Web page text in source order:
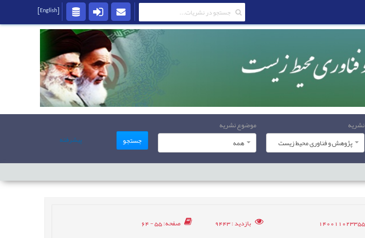
نشریه
پژوهش و فناوری محیط زیست
موضوع نشریه
همه
جستجو پیشرفته
بازدید: 9443 صفحه: 55 - 64
[English]